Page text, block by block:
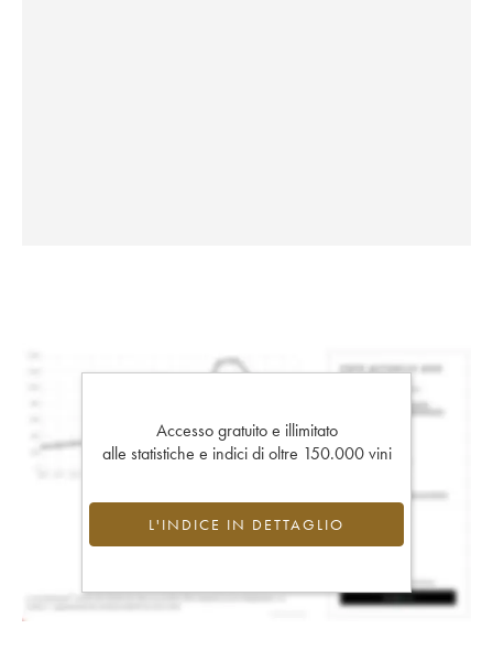
Accesso gratuito e illimitato
alle statistiche e indici di oltre 150.000 vini
L'INDICE IN DETTAGLIO